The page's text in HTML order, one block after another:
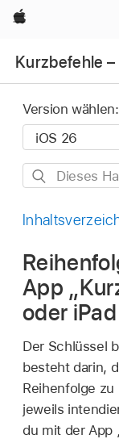
Apple
Kurzbefehle
Version wählen:
Dieses
durchsuchen
App
oder iPad
Der Schlüssel
besteht darin,
Reihenfolge
jeweils
du mit der App